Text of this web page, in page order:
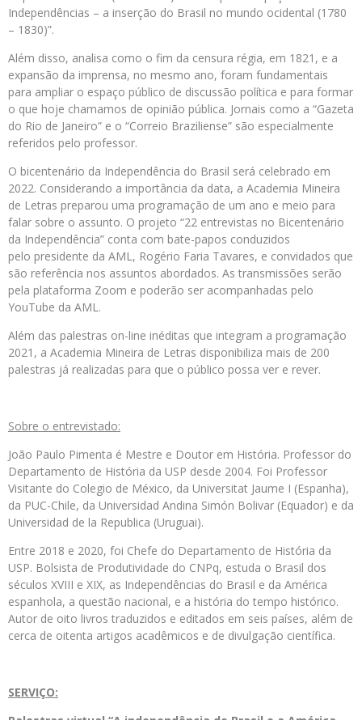
Independências – a inserção do Brasil no mundo ocidental (1780
– 1830)”.
Além disso, analisa como o fim da censura régia, em 1821, e a
expansão da imprensa, no mesmo ano, foram fundamentais
para ampliar o espaço público de discussão política e para formar
o que hoje chamamos de opinião pública. Jornais como a “Gazeta
do Rio de Janeiro” e o “Correio Braziliense” são especialmente
referidos pelo professor.
O bicentenário da Independência do Brasil será celebrado em
2022. Considerando a importância da data, a Academia Mineira
de Letras preparou uma programação de um ano e meio para
falar sobre o assunto. O projeto “22 entrevistas no Bicentenário
da Independência” conta com bate-papos conduzidos
pelo presidente da AML, Rogério Faria Tavares, e convidados que
são referência nos assuntos abordados. As transmissões serão
pela plataforma Zoom e poderão ser acompanhadas pelo
YouTube da AML.
Além das palestras on-line inéditas que integram a programação
2021, a Academia Mineira de Letras disponibiliza mais de 200
palestras já realizadas para que o público possa ver e rever.
Sobre o entrevistado:
João Paulo Pimenta é Mestre e Doutor em História. Professor do
Departamento de História da USP desde 2004. Foi Professor
Visitante do Colegio de México, da Universitat Jaume I (Espanha),
da PUC-Chile, da Universidad Andina Simón Bolivar (Equador) e da
Universidad de la Republica (Uruguai).
Entre 2018 e 2020, foi Chefe do Departamento de História da
USP. Bolsista de Produtividade do CNPq, estuda o Brasil dos
séculos XVIII e XIX, as Independências do Brasil e da América
espanhola, a questão nacional, e a história do tempo histórico.
Autor de oito livros traduzidos e editados em seis países, além de
cerca de oitenta artigos acadêmicos e de divulgação científica.
SERVIÇO: